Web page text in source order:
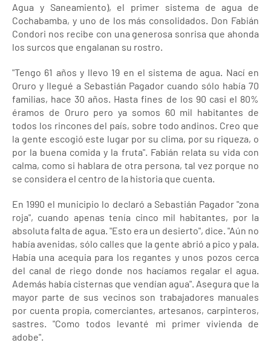
Agua y Saneamiento), el primer sistema de agua de
Cochabamba, y uno de los más consolidados. Don Fabián
Condori nos recibe con una generosa sonrisa que ahonda
los surcos que engalanan su rostro.
"Tengo 61 años y llevo 19 en el sistema de agua. Nací en
Oruro y llegué a Sebastián Pagador cuando sólo había 70
familias, hace 30 años. Hasta fines de los 90 casi el 80%
éramos de Oruro pero ya somos 60 mil habitantes de
todos los rincones del país, sobre todo andinos. Creo que
la gente escogió este lugar por su clima, por su riqueza, o
por la buena comida y la fruta". Fabián relata su vida con
calma, como si hablara de otra persona, tal vez porque no
se considera el centro de la historia que cuenta.
En 1990 el municipio lo declaró a Sebastián Pagador "zona
roja", cuando apenas tenía cinco mil habitantes, por la
absoluta falta de agua. "Esto era un desierto", dice. "Aún no
había avenidas, sólo calles que la gente abrió a pico y pala.
Había una acequia para los regantes y unos pozos cerca
del canal de riego donde nos hacíamos regalar el agua.
Además había cisternas que vendían agua". Asegura que la
mayor parte de sus vecinos son trabajadores manuales
por cuenta propia, comerciantes, artesanos, carpinteros,
sastres. "Como todos levanté mi primer vivienda de
adobe".